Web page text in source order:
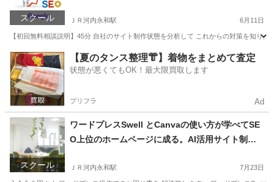
スクール ＪＲ河内永和駅 6月11日
【初回無料相談説明】45分 自社のサイト制作状態を分析して これからの対策を知
大阪 東大阪市 ＪＲ河内永和駅 ホームページ作成 無料
【夏のタンス整理👘】着物をまとめて査定
状態が悪くてもOK！最大限買取します
プリフラ Ad
スクール
ワードプレスSwell とCanvaの使い方が学べてSE
O上位のホームページに成る。AI活用サイト制作
ＪＲ河内永和駅 7月23日